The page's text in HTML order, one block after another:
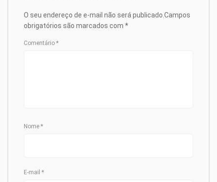
O seu endereço de e-mail não será publicado. Campos
obrigatórios são marcados com *
Comentário *
Nome *
E-mail *